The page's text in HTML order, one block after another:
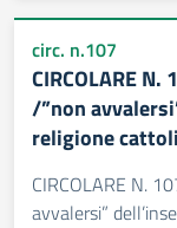
circ. n.107
CIRCOLARE
/”non
religione
CIRCOLARE N.
avvalersi”